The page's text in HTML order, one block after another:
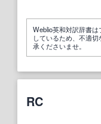
Weblio英和対訳辞書
しているため、不適
承くださいませ。
RC